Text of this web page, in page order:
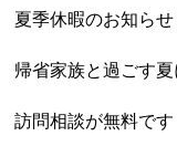
夏季休暇のお知らせ
帰省家族と過ごす夏
訪問相談が無料です